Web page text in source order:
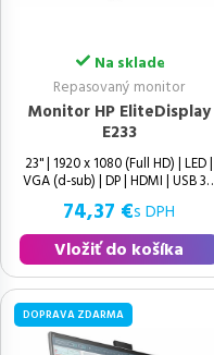
Na sklade
Repasovaný monitor
Monitor HP EliteDisplay
E233
23" | 1920 x 1080 (Full HD) | LED |
VGA (d-sub) | DP | HDMI | USB 3.0
74,37 €s DPH
Vložiť do košíka
DOPRAVA ZDARMA